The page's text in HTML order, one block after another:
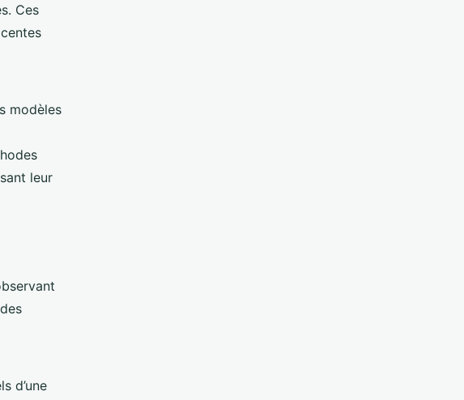
Ces
modèles
leur
d’une